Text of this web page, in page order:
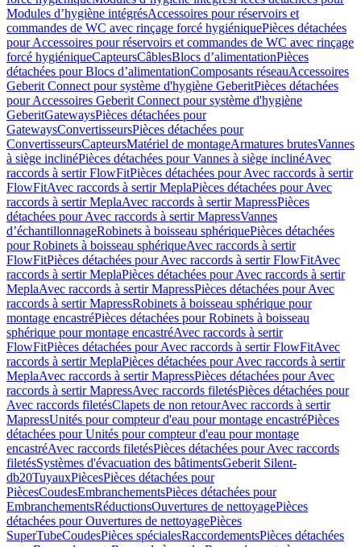
Modules d’hygiène intégrésAccessoires pour réservoirs et
commandes de WC avec rinçage forcé hygiéniquePièces détachées
pour Accessoires pour réservoirs et commandes de WC avec rinçage
forcé hygiéniqueCapteursCâblesBlocs d’alimentationPièces
détachées pour Blocs d’alimentationComposants réseauAccessoires
Geberit Connect pour système d'hygiène GeberitPièces détachées
pour Accessoires Geberit Connect pour système d'hygiène
GeberitGatewaysPièces détachées pour
GatewaysConvertisseursPièces détachées pour
ConvertisseursCapteursMatériel de montageArmatures brutesVannes
à siège inclinéPièces détachées pour Vannes à siège inclinéAvec
raccords à sertir FlowFitPièces détachées pour Avec raccords à sertir
FlowFitAvec raccords à sertir MeplaPièces détachées pour Avec
raccords à sertir MeplaAvec raccords à sertir MapressPièces
détachées pour Avec raccords à sertir MapressVannes
d’échantillonnageRobinets à boisseau sphériquePièces détachées
pour Robinets à boisseau sphériqueAvec raccords à sertir
FlowFitPièces détachées pour Avec raccords à sertir FlowFitAvec
raccords à sertir MeplaPièces détachées pour Avec raccords à sertir
MeplaAvec raccords à sertir MapressPièces détachées pour Avec
raccords à sertir MapressRobinets à boisseau sphérique pour
montage encastréPièces détachées pour Robinets à boisseau
sphérique pour montage encastréAvec raccords à sertir
FlowFitPièces détachées pour Avec raccords à sertir FlowFitAvec
raccords à sertir MeplaPièces détachées pour Avec raccords à sertir
MeplaAvec raccords à sertir MapressPièces détachées pour Avec
raccords à sertir MapressAvec raccords filetésPièces détachées pour
Avec raccords filetésClapets de non retourAvec raccords à sertir
MapressUnités pour compteur d'eau pour montage encastréPièces
détachées pour Unités pour compteur d'eau pour montage
encastréAvec raccords filetésPièces détachées pour Avec raccords
filetésSystèmes d'évacuation des bâtimentsGeberit Silent-
db20TuyauxPiècesPièces détachées pour
PiècesCoudesEmbranchementsPièces détachées pour
EmbranchementsRéductionsOuvertures de nettoyagePièces
détachées pour Ouvertures de nettoyagePièces
SuperTubeCoudesPièces spécialesRaccordementsPièces détachées